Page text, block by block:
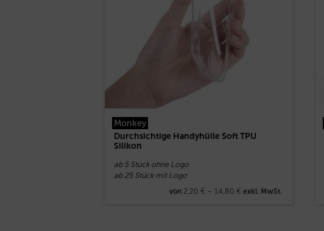
Monkey
Durchsichtige Handyhülle Soft TPU
Silikon
ab 5 Stück ohne Logo
ab 25 Stück mit Logo
von 2,20 € – 14,80 € exkl. MwSt.